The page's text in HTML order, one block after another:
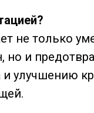
не только
но и
и улучшению